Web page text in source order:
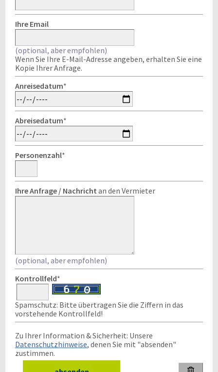
Ihre Email
(optional, aber empfohlen)
Wenn Sie Ihre E-Mail-Adresse angeben, erhalten Sie eine
Kopie Ihrer Anfrage.
Anreisedatum*
Abreisedatum*
Personenzahl*
Ihre Anfrage / Nachricht an den Vermieter
(optional, aber empfohlen)
Kontrollfeld*
Spamschutz: Bitte übertragen Sie die Ziffern in das
vorstehende Kontrollfeld!
Zu Ihrer Information & Sicherheit: Unsere
Datenschutzhinweise, denen Sie mit "absenden"
zustimmen.
